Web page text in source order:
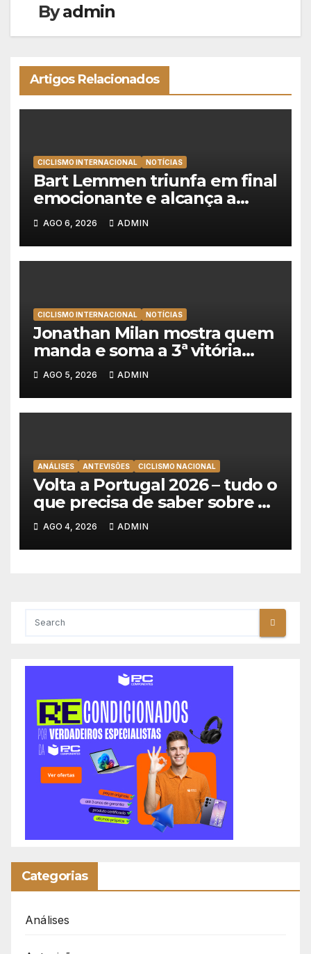
Byadmin
Artigos Relacionados
CICLISMO INTERNACIONAL NOTÍCIAS
Bart Lemmen triunfa em final
emocionante e alcança a
primeira vitória da carreira na
Volta à Polónia
AGO 6, 2026 ADMIN
CICLISMO INTERNACIONAL NOTÍCIAS
Jonathan Milan mostra quem
manda e soma a 3ª vitória
consecutiva na Volta a
Polónia
AGO 5, 2026 ADMIN
ANÁLISES ANTEVISÕES CICLISMO NACIONAL
Volta a Portugal 2026 – tudo o
que precisa de saber sobre as
equipas e o percurso
AGO 4, 2026 ADMIN
Categorias
Análises